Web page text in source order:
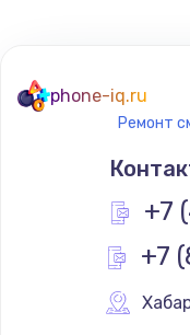
phone-iq.ru
Ремонт
+7
+7